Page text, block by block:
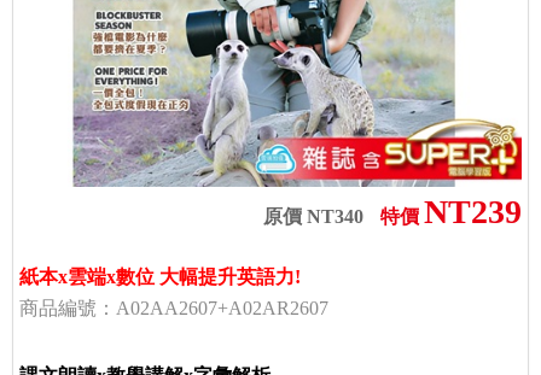
原價 NT340 特價 NT239
紙本x雲端x數位 大幅提升英語力!
商品編號：A02AA2607+A02AR2607